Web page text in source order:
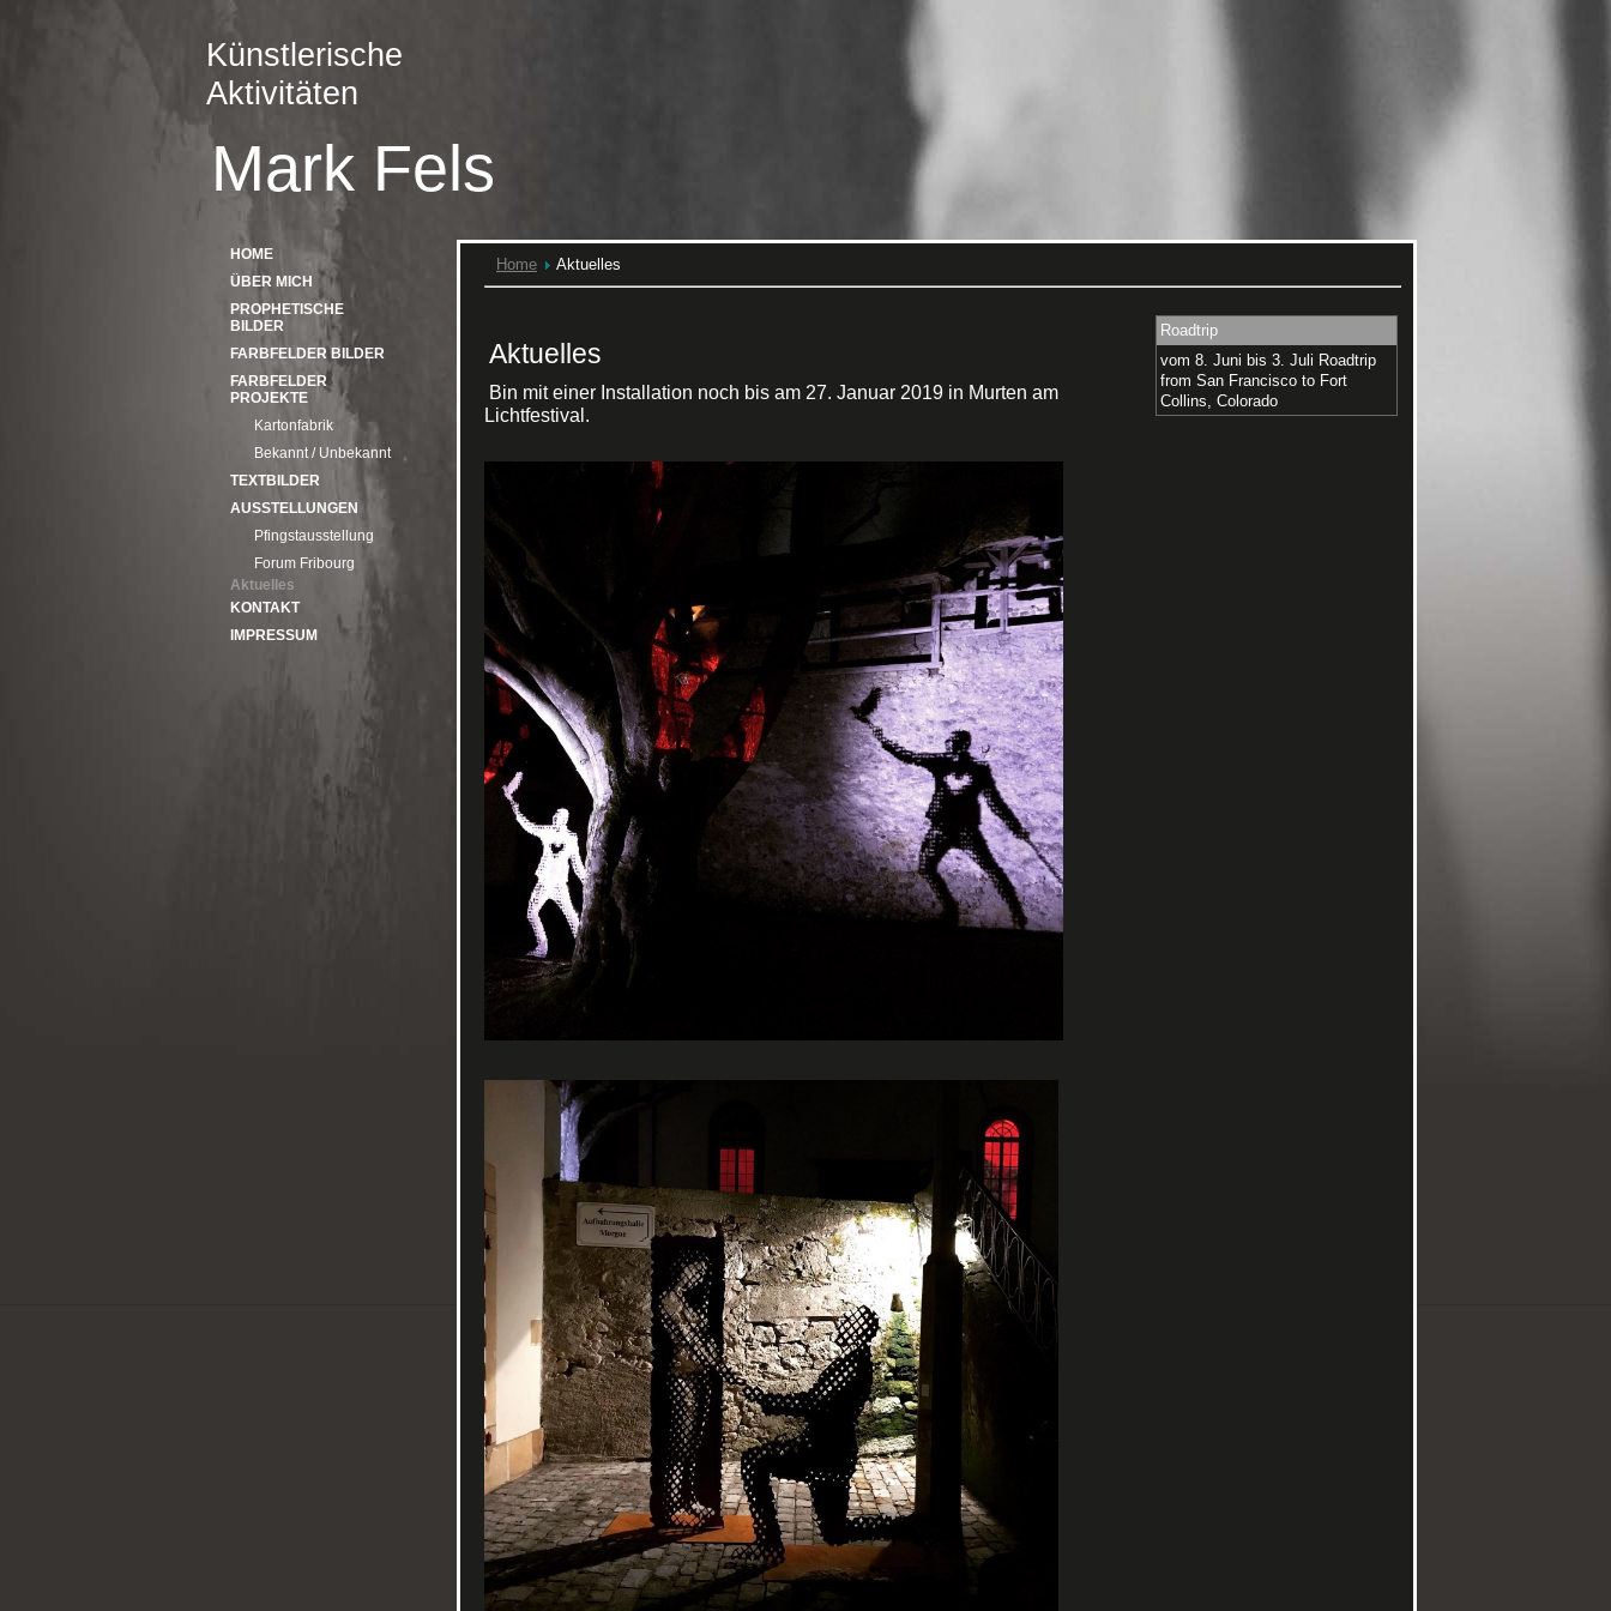
Künstlerische
Aktivitäten
Mark Fels
HOME
ÜBER MICH
PROPHETISCHE
BILDER
FARBFELDER BILDER
FARBFELDER
PROJEKTE
Kartonfabrik
Bekannt / Unbekannt
TEXTBILDER
AUSSTELLUNGEN
Pfingstausstellung
Forum Fribourg
Aktuelles
KONTAKT
IMPRESSUM
Home Aktuelles
Roadtrip
vom 8. Juni bis 3. Juli Roadtrip
from San Francisco to Fort
Collins, Colorado
Aktuelles
Bin mit einer Installation noch bis am 27. Januar 2019 in Murten am
Lichtfestival.